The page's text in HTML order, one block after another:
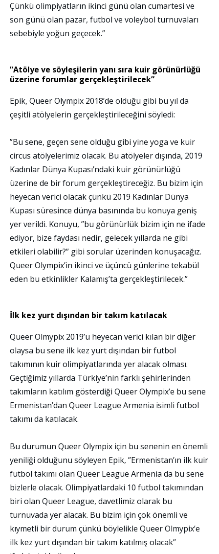
Çünkü olimpiyatların ikinci günü olan cumartesi ve
son günü olan pazar, futbol ve voleybol turnuvaları
sebebiyle yoğun geçecek.”
”Atölye ve söyleşilerin yanı sıra kuir görünürlüğü
üzerine forumlar gerçekleştirilecek”
Epik, Queer Olympix 2018’de olduğu gibi bu yıl da
çeşitli atölyelerin gerçekleştirileceğini söyledi:
”Bu sene, geçen sene olduğu gibi yine yoga ve kuir
circus atölyelerimiz olacak. Bu atölyeler dışında, 2019
Kadınlar Dünya Kupası’ndaki kuir görünürlüğü
üzerine de bir forum gerçekleştireceğiz. Bu bizim için
heyecan verici olacak çünkü 2019 Kadınlar Dünya
Kupası süresince dünya basınında bu konuya geniş
yer verildi. Konuyu, ”bu görünürlük bizim için ne ifade
ediyor, bize faydası nedir, gelecek yıllarda ne gibi
etkileri olabilir?” gibi sorular üzerinden konuşacağız.
Queer Olympix’in ikinci ve üçüncü günlerine tekabül
eden bu etkinlikler Kalamış’ta gerçekleştirilecek.”
İlk kez yurt dışından bir takım katılacak
Queer Olmypix 2019’u heyecan verici kılan bir diğer
olaysa bu sene ilk kez yurt dışından bir futbol
takımının kuir olimpiyatlarında yer alacak olması.
Geçtiğimiz yıllarda Türkiye’nin farklı şehirlerinden
takımların katılım gösterdiği Queer Olympix’e bu sene
Ermenistan’dan Queer League Armenia isimli futbol
takımı da katılacak.
Bu durumun Queer Olympix için bu senenin en önemli
yeniliği olduğunu söyleyen Epik, ”Ermenistan’ın ilk kuir
futbol takımı olan Queer League Armenia da bu sene
bizlerle olacak. Olimpiyatlardaki 10 futbol takımından
biri olan Queer League, davetlimiz olarak bu
turnuvada yer alacak. Bu bizim için çok önemli ve
kıymetli bir durum çünkü böylelikle Queer Olmypix’e
ilk kez yurt dışından bir takım katılmış olacak”